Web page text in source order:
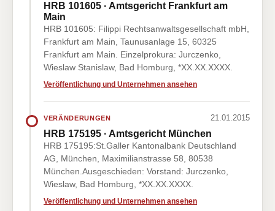
HRB 101605 · Amtsgericht Frankfurt am
Main
HRB 101605: Filippi Rechtsanwaltsgesellschaft mbH,
Frankfurt am Main, Taunusanlage 15, 60325
Frankfurt am Main. Einzelprokura: Jurczenko,
Wieslaw Stanislaw, Bad Homburg, *XX.XX.XXXX.
Veröffentlichung und Unternehmen ansehen
VERÄNDERUNGEN 21.01.2015
HRB 175195 · Amtsgericht München
HRB 175195:St.Galler Kantonalbank Deutschland
AG, München, Maximilianstrasse 58, 80538
München.Ausgeschieden: Vorstand: Jurczenko,
Wieslaw, Bad Homburg, *XX.XX.XXXX.
Veröffentlichung und Unternehmen ansehen